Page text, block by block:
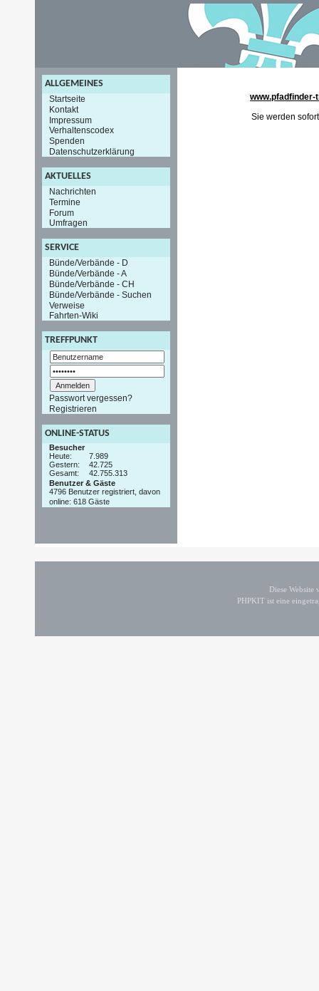
ALLGEMEINES
Startseite
Kontakt
Impressum
Verhaltenscodex
Spenden
Datenschutzerklärung
AKTUELLES
Nachrichten
Termine
Forum
Umfragen
SERVICE
Bünde/Verbände - D
Bünde/Verbände - A
Bünde/Verbände - CH
Bünde/Verbände - Suchen
Verweise
Fahrten-Wiki
TREFFPUNKT
Passwort vergessen?
Registrieren
ONLINE-STATUS
Besucher
Heute:
7.989
Gestern:
42.725
Gesamt:
42.755.313
Benutzer & Gäste
4796 Benutzer registriert, davon
online: 618 Gäste
www.pfadfinder-
Sie werden
Diese
PHPKIT ist eine